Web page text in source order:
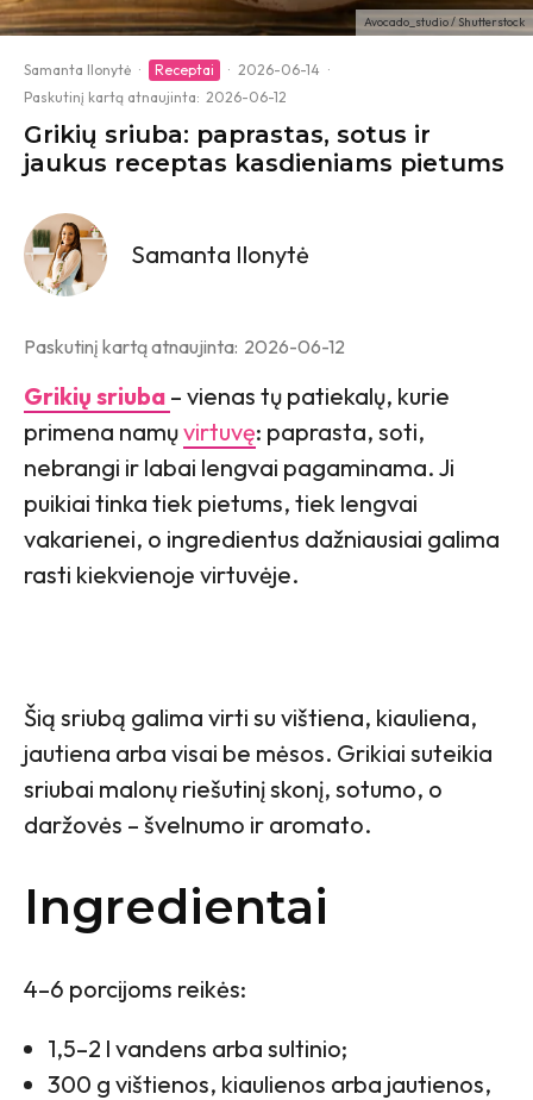
Avocado_studio / Shutterstock
Samanta Ilonytė · Receptai · 2026-06-14 ·
Paskutinį kartą atnaujinta: 2026-06-12
Grikių sriuba: paprastas, sotus ir
jaukus receptas kasdieniams pietums
Samanta Ilonytė
Paskutinį kartą atnaujinta: 2026-06-12
Grikių sriuba – vienas tų patiekalų, kurie
primena namųvirtuvę: paprasta, soti,
nebrangi ir labai lengvai pagaminama. Ji
puikiai tinka tiek pietums, tiek lengvai
vakarienei, o ingredientus dažniausiai galima
rasti kiekvienoje virtuvėje.
Šią sriubą galima virti su vištiena, kiauliena,
jautiena arba visai be mėsos. Grikiai suteikia
sriubai malonų riešutinį skonį, sotumo, o
daržovės – švelnumo ir aromato.
Ingredientai
4–6 porcijoms reikės:
1,5–2 l vandens arba sultinio;
300 g vištienos, kiaulienos arba jautienos,